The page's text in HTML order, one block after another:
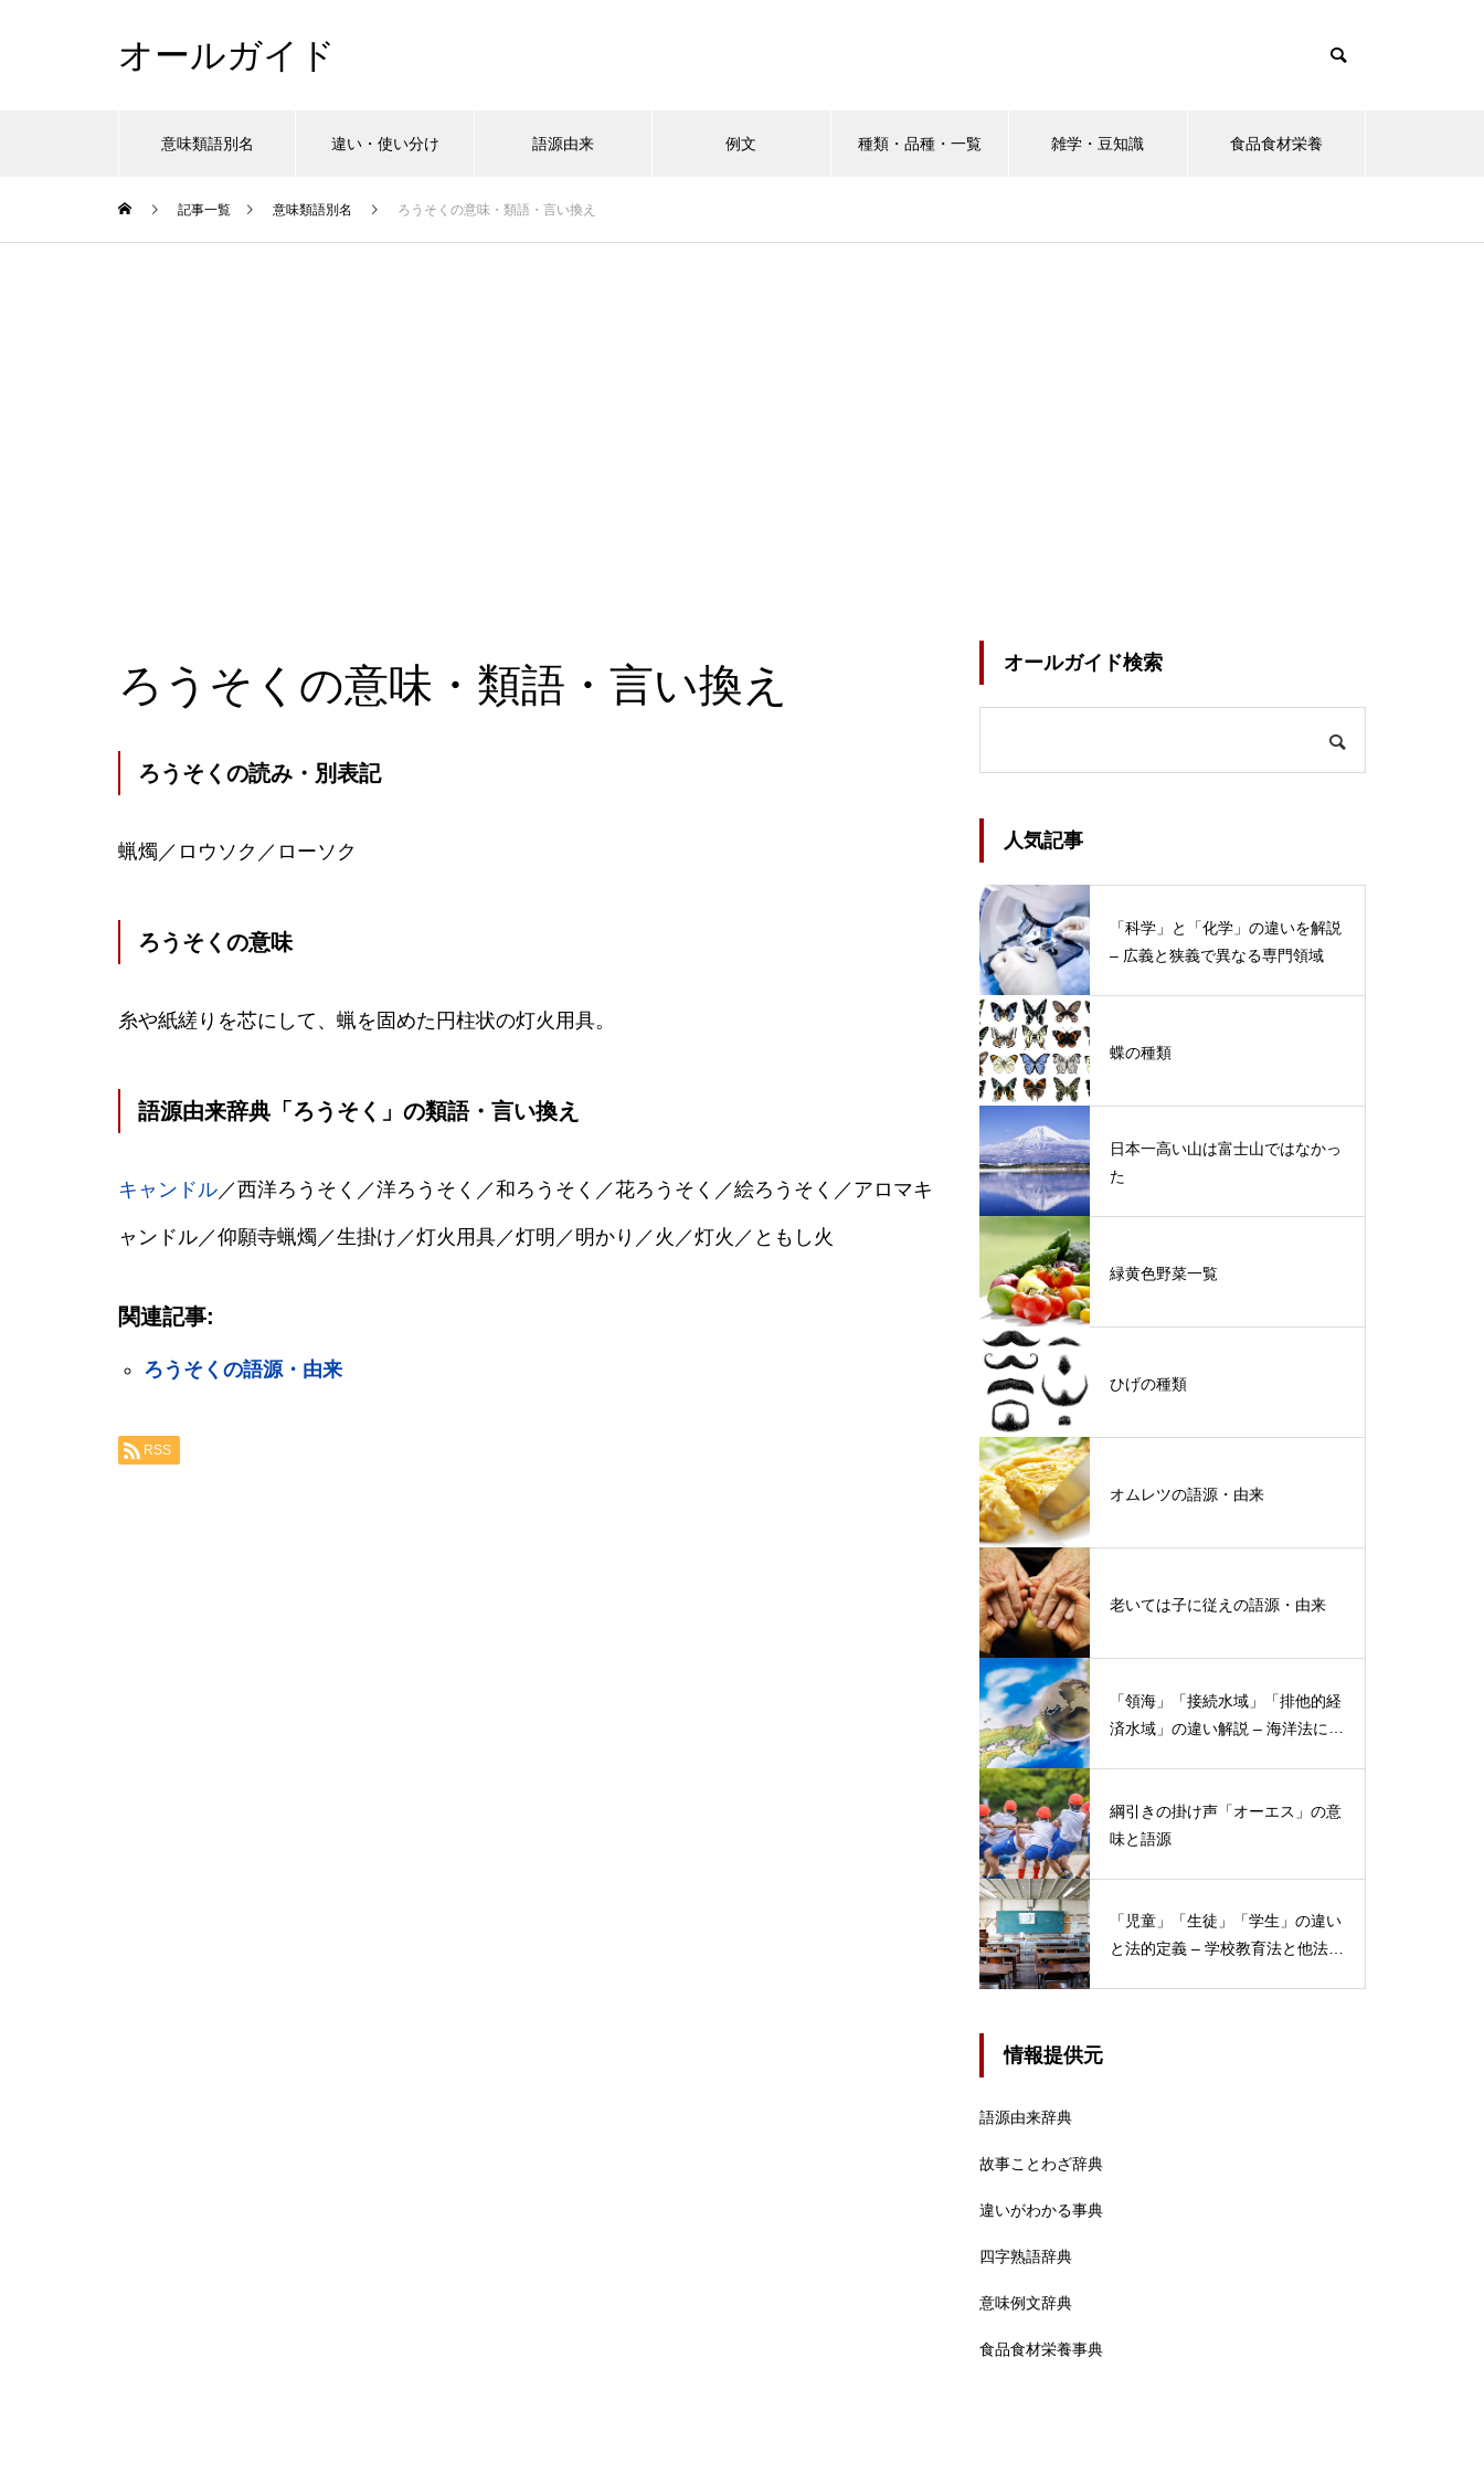
オールガイド
意味類語別名 違い・使い分け 語源由来 例文 種類・品種・一覧 雑学・豆知識 食品食材栄養
記事一覧 意味類語別名 ろうそくの意味・類語・言い換え
ろうそくの意味・類語・言い換え
ろうそくの読み・別表記
蝋燭／ロウソク／ローソク
ろうそくの意味
糸や紙縒りを芯にして、蝋を固めた円柱状の灯火用具。
語源由来辞典「ろうそく」の類語・言い換え
キャンドル／西洋ろうそく／洋ろうそく／和ろうそく／花ろうそく／絵ろうそく／アロマキ
ャンドル／仰願寺蝋燭／生掛け／灯火用具／灯明／明かり／火／灯火／ともし火
関連記事:
ろうそくの語源・由来
RSS
オールガイド検索
人気記事
「科学」と「化学」の違いを解説
– 広義と狭義で異なる専門領域
蝶の種類
日本一高い山は富士山ではなかっ
た
緑黄色野菜一覧
ひげの種類
オムレツの語源・由来
老いては子に従えの語源・由来
「領海」「接続水域」「排他的経
済水域」の違い解説 – 海洋法にお
綱引きの掛け声「オーエス」の意
味と語源
「児童」「生徒」「学生」の違い
と法的定義 – 学校教育法と他法律
情報提供元
語源由来辞典
故事ことわざ辞典
違いがわかる事典
四字熟語辞典
意味例文辞典
食品食材栄養事典